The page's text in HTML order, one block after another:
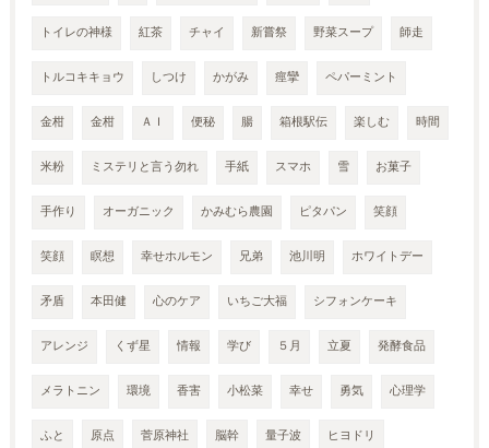
トイレの神様 紅茶 チャイ 新嘗祭 野菜スープ 師走
トルコキキョウ しつけ かがみ 痙攣 ペパーミント
金柑 金柑 ＡＩ 便秘 腸 箱根駅伝 楽しむ 時間
米粉 ミステリと言う勿れ 手紙 スマホ 雪 お菓子
手作り オーガニック かみむら農園 ピタパン 笑顔
笑顔 瞑想 幸せホルモン 兄弟 池川明 ホワイトデー
矛盾 本田健 心のケア いちご大福 シフォンケーキ
アレンジ くず星 情報 学び ５月 立夏 発酵食品
メラトニン 環境 香害 小松菜 幸せ 勇気 心理学
ふと 原点 菅原神社 脳幹 量子波 ヒヨドリ